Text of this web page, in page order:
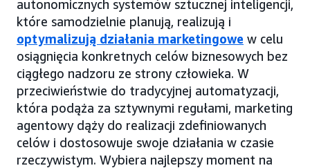
autonomicznych systemów sztucznej inteligencji,
które samodzielnie planują, realizują i
optymalizują działania marketingowe w celu
osiągnięcia konkretnych celów biznesowych bez
ciągłego nadzoru ze strony człowieka. W
przeciwieństwie do tradycyjnej automatyzacji,
która podąża za sztywnymi regułami, marketing
agentowy dąży do realizacji zdefiniowanych
celów i dostosowuje swoje działania w czasie
rzeczywistym. Wybiera najlepszy moment na